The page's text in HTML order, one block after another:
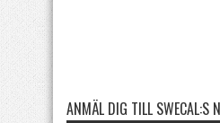
ANMÄL DIG TILL SWECAL:S